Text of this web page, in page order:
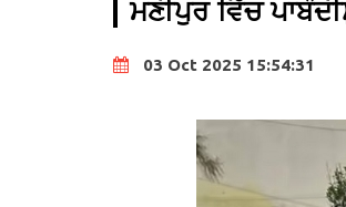
ਮਣੀਪੁਰ ਵਿੱਚ
03 Oct 2025 15:54:31